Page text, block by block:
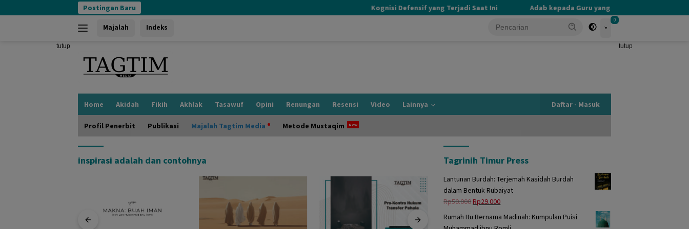
ke
Postingan Baru Kognisi Defensif yang Terjadi Saat Ini Adab kepada Guru yang Terlupakan
Majalah Indeks
0
tutup tutup
Home Akidah Fikih Akhlak Tasawuf Opini Renungan Resensi Video Lainnya Daftar - Masuk
Profil Penerbit Publikasi Majalah Tagtim Media Metode Mustaqim
inspirasi adalah dan contohnya Tagrinih Timur Press
Lantunan Burdah: Terjemah Kasidah Burdah
dalam Bentuk Rubaiyat
Rp50.000Harga
adalah:
Rp29.000Harga
Rumah Itu Bernama Madinah: Kumpulan Puisi